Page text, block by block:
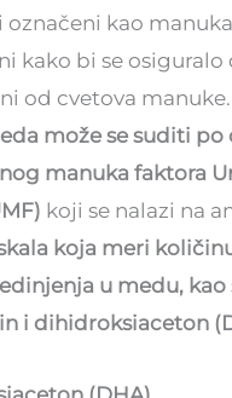
označeni kao
kako bi se osiguralo
od cvetova manuke.
može se suditi po
manuka faktora
koji se nalazi na
koja meri
u medu, kao
i dihidroksiaceton